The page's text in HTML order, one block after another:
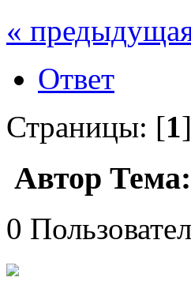
«
Ответ
Страницы: [1
Автор
0